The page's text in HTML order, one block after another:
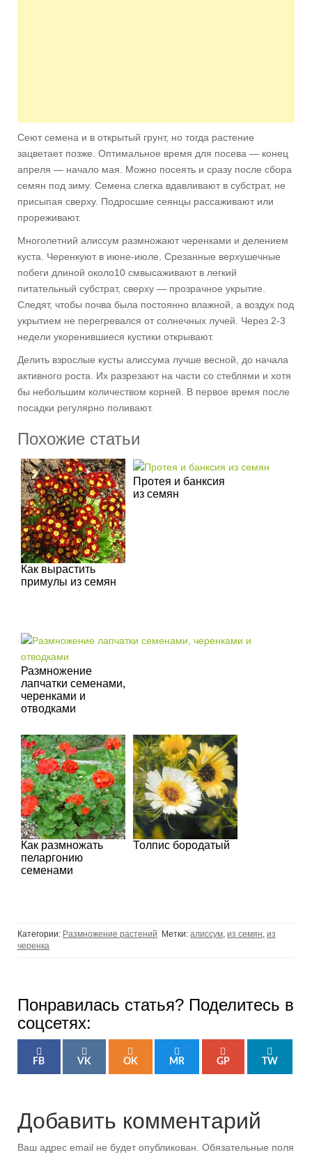
Сеют семена и в открытый грунт, но тогда растение
зацветает поз­же. Оптимальное время для посева — конец
апреля — начало мая. Можно посеять и сразу после сбора
семян под зиму. Семена слегка вдавлива­ют в субстрат, не
присыпая сверху. Подросшие сеянцы рассаживают или
прореживают.
Многолетний алиссум размножают черенками и делением
куста. Черен­куют в июне-июле. Срезанные верху­шечные
побеги длиной около10 смвысаживают в легкий
питательный субстрат, сверху — прозрачное укры­тие.
Следят, чтобы почва была постоянно влажной, а воздух под
укрытием не перегревался от солнечных лучей. Через 2-3
недели укоренившиеся ку­стики открывают.
Делить взрослые кусты алиссума лучше весной, до начала
активного роста. Их разрезают на части со сте­блями и хотя
бы небольшим количе­ством корней. В первое время после
посадки регулярно поливают.
Похожие статьи
Как вырастить
примулы из семян
Протея и банксия
из семян
Размножение
лапчатки семенами,
черенками и
отводками
Как размножать
пеларгонию
семенами
Толпис бородатый
Категории: Размножение растений Метки: алиссум, из семян, из
черенка
Понравилась статья? Поделитесь в
соцсетях:
FB VK OK MR GP TW
Добавить комментарий
Ваш адрес email не будет опубликован. Обязательные поля